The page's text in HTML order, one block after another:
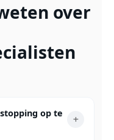
over
op te